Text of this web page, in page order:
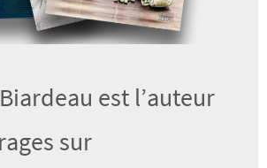
est l’auteur
sur